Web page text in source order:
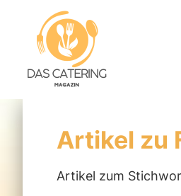
Artikel zu
Artikel zum